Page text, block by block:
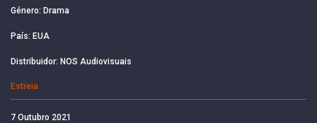
Género: Drama
País: EUA
Distribuidor: NOS Audiovisuais
Estreia
7 Outubro 2021